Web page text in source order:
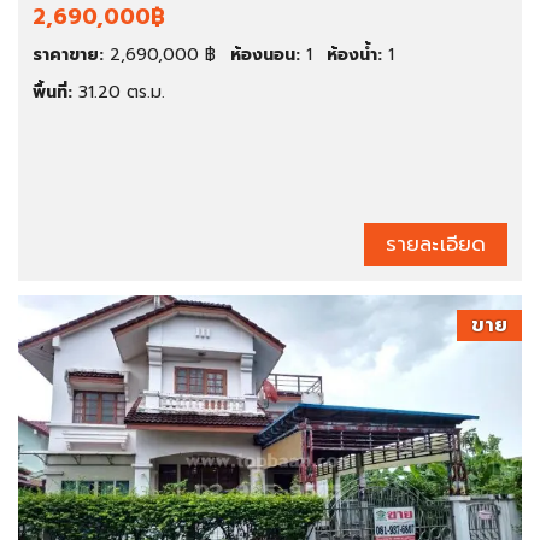
2,690,000฿
ราคาขาย: 2,690,000 ฿ ห้องนอน: 1 ห้องน้ำ: 1
พื้นที่: 31.20 ตร.ม.
รายละเอียด
ขาย